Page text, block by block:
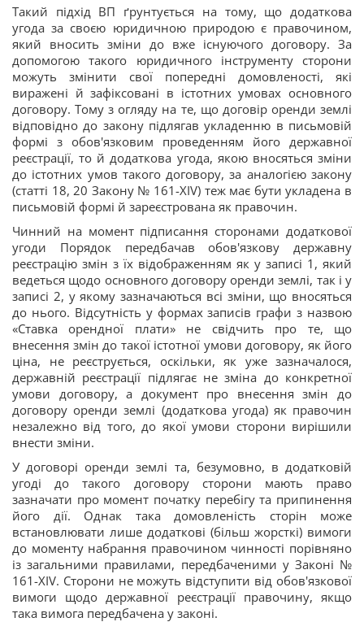
Такий підхід ВП ґрунтується на тому, що додаткова
угода за своєю юридичною природою є правочином,
який вносить зміни до вже існуючого договору. За
допомогою такого юридичного інструменту сторони
можуть змінити свої попередні домовленості, які
виражені й зафіксовані в істотних умовах основного
договору. Тому з огляду на те, що договір оренди землі
відповідно до закону підлягав укладенню в письмовій
формі з обов'язковим проведенням його державної
реєстрації, то й додаткова угода, якою вносяться зміни
до істотних умов такого договору, за аналогією закону
(статті 18, 20 Закону № 161-XIV) теж має бути укладена в
письмовій формі й зареєстрована як правочин.
Чинний на момент підписання сторонами додаткової
угоди Порядок передбачав обов'язкову державну
реєстрацію змін з їх відображенням як у записі 1, який
ведеться щодо основного договору оренди землі, так і у
записі 2, у якому зазначаються всі зміни, що вносяться
до нього. Відсутність у формах записів графи з назвою
«Ставка орендної плати» не свідчить про те, що
внесення змін до такої істотної умови договору, як його
ціна, не реєструється, оскільки, як уже зазначалося,
державній реєстрації підлягає не зміна до конкретної
умови договору, а документ про внесення змін до
договору оренди землі (додаткова угода) як правочин
незалежно від того, до якої умови сторони вирішили
внести зміни.
У договорі оренди землі та, безумовно, в додатковій
угоді до такого договору сторони мають право
зазначати про момент початку перебігу та припинення
його дії. Однак така домовленість сторін може
встановлювати лише додаткові (більш жорсткі) вимоги
до моменту набрання правочином чинності порівняно
із загальними правилами, передбаченими у Законі №
161-XIV. Сторони не можуть відступити від обов'язкової
вимоги щодо державної реєстрації правочину, якщо
така вимога передбачена у законі.